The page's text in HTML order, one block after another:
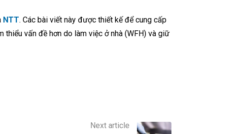
NTT. Các bài viết này được thiết kế để cung cấp
vấn đề hơn do làm việc ở nhà (WFH) và giữ
Next article